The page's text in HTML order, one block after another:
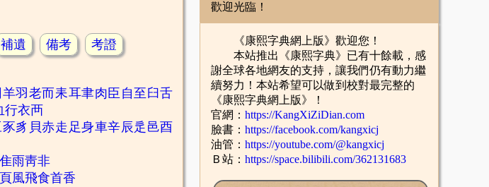
補遺 備考 考證
羊羽老而耒耳聿肉臣 自 至 臼舌
行衣襾
豕豸 貝赤走 足身車辛辰辵 邑酉
隹雨靑非
頁風飛食首香
歡迎光臨！
《康熙字典網上版》歡迎您！
本站推出《康熙字典》已有十餘載，感
謝全球各地網友的支持，讓我們仍有動力繼
續努力！本站希望可以做到校對最完整的
《康熙字典網上版》！
官網： https://KangXiZiDian.com
臉書： https://facebook.com/kangxicj
油管： https://youtube.com/@kangxicj
Ｂ站： https://space.bilibili.com/362131683